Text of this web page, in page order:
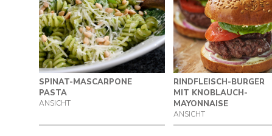
SPINAT-MASCARPONE
PASTA
ANSICHT
RINDFLEISCH-BURGER
MIT KNOBLAUCH-
MAYONNAISE
ANSICHT